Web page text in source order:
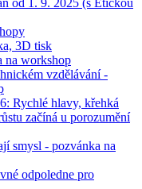
od 1. 9. 2025 (s Etickou
3D tisk
na workshop
vzdělávání -
Rychlé hlavy, křehká
začíná u porozumění
smysl - pozvánka na
odpoledne pro